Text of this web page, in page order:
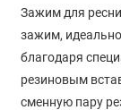
Зажим для
зажим,
благодаря
резиновым
сменную пару